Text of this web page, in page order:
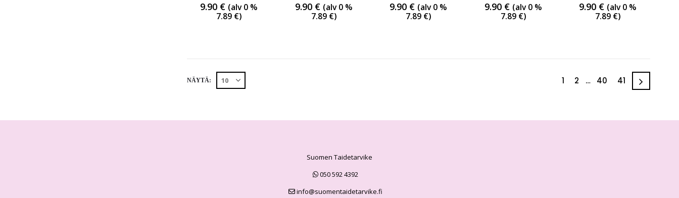
9.90 € (alv 0 %
7.89 €)
9.90 € (alv 0 %
7.89 €)
9.90 € (alv 0 %
7.89 €)
9.90 € (alv 0 %
7.89 €)
9.90 € (alv 0 %
7.89 €)
NÄYTÄ: 1 2 … 40 41
Suomen Taidetarvike
050 592 4392
info@suomentaidetarvike.fi